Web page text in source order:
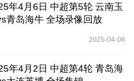
年4月6日 中超第5轮 云南玉
青岛海牛 全场录像回放
2025-04-06
年4月2日 中超第4轮 青岛海